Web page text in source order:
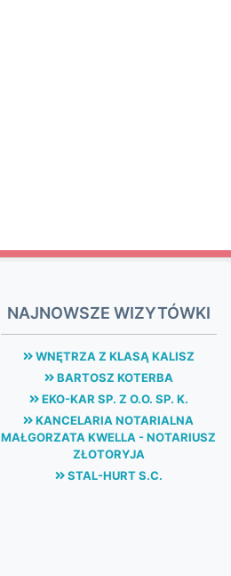
NAJNOWSZE WIZYTÓWKI
WNĘTRZA Z KLASĄ KALISZ
BARTOSZ KOTERBA
EKO-KAR SP. Z O.O. SP. K.
KANCELARIA NOTARIALNA
MAŁGORZATA KWELLA - NOTARIUSZ
ZŁOTORYJA
STAL-HURT S.C.